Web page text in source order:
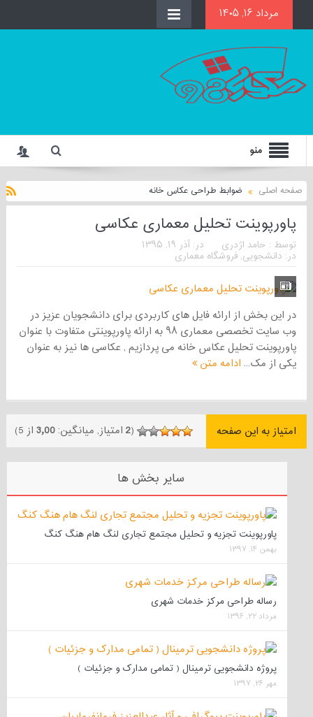
مرداد ۱۶, ۱۴۰۵
منو
صفحه اصلی ضوابط طراحی عکاس خانه
پاورپوینت تحلیل معماری عکاسی
توسط : حامد اژدری در: آذر ۱۹, ۱۳۹۵
در: دانشجویی, فروشگاه معماری
در این بخش از ارائه فایل های کاربردی برای دانشجویان عزیز در
وب سایت تخصصی معماری ۹۸ به ارائه پاورپوینتی متفاوت با عنوان
پاورپوینت تحلیل عکاس خانه می پردازیم , عکاسی ها نیز به عنوان
یکی از مک... ادامه متن
امتیاز به این صفحه (
2 امتیاز, میانگین:3٫00 از 5)
سایر بخش ها
پاورپوینت تجزیه و تحلیل مجتمع تجاری لنگ هام هنگ کنگ
بهمن ۱۴, ۱۳۹۷
رساله طراحی مرکز خدمات شهری
مرداد ۲۲, ۱۳۹۶
پروژه دانشجویی ترمینال ( تمامی مدارک و جزئیات )
مهر ۲۶, ۱۳۹۷